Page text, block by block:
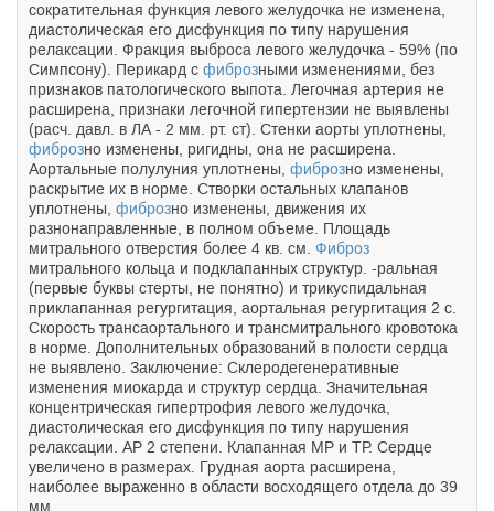
сократительная функция левого желудочка не изменена,
диастолическая его дисфункция по типу нарушения
релаксации. Фракция выброса левого желудочка - 59% (по
Симпсону). Перикард с фиброзными изменениями, без
признаков патологического выпота. Легочная артерия не
расширена, признаки легочной гипертензии не выявлены
(расч. давл. в ЛА - 2 мм. рт. ст). Стенки аорты уплотнены,
фиброзно изменены, ригидны, она не расширена.
Аортальные полулуния уплотнены, фиброзно изменены,
раскрытие их в норме. Створки остальных клапанов
уплотнены, фиброзно изменены, движения их
разнонаправленные, в полном объеме. Площадь
митрального отверстия более 4 кв. см. Фиброз
митрального кольца и подклапанных структур. -ральная
(первые буквы стерты, не понятно) и трикуспидальная
приклапанная регургитация, аортальная регургитация 2 с.
Скорость трансаортального и трансмитрального кровотока
в норме. Дополнительных образований в полости сердца
не выявлено. Заключение: Склеродегенеративные
изменения миокарда и структур сердца. Значительная
концентрическая гипертрофия левого желудочка,
диастолическая его дисфункция по типу нарушения
релаксации. АР 2 степени. Клапанная МР и ТР. Сердце
увеличено в размерах. Грудная аорта расширена,
наиболее выраженно в области восходящего отдела до 39
мм.